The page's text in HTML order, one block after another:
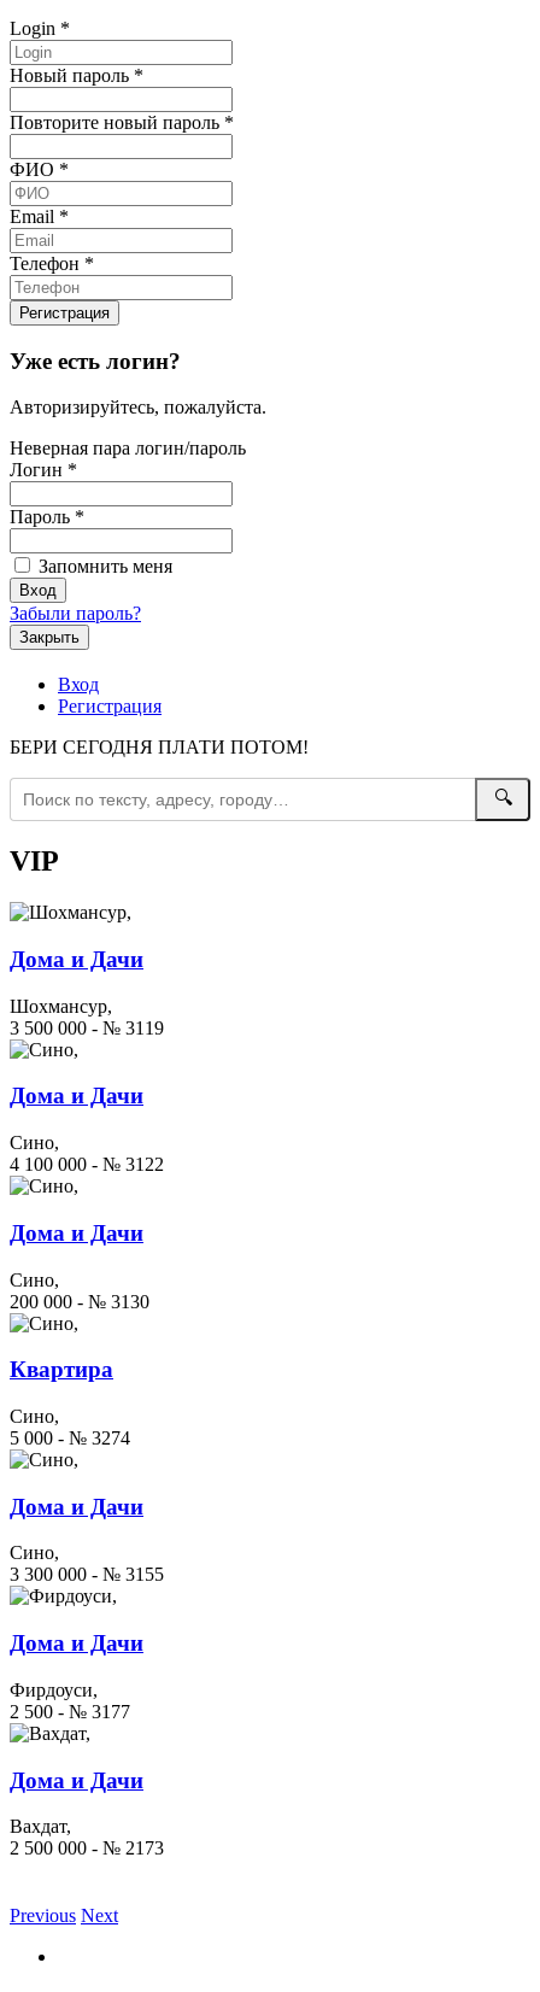
Login *
Новый пароль *
Повторите новый пароль *
ФИО *
Email *
Телефон *
Уже есть логин?
Авторизируйтесь, пожалуйста.
Неверная пара логин/пароль
Логин *
Пароль *
Запомнить меня
Забыли пароль?
Закрыть
Вход
Регистрация
БЕРИ СЕГОДНЯ ПЛАТИ ПОТОМ!
🔍
VIP
Дома и Дачи
Шохмансур,
3 500 000 - № 3119
Дома и Дачи
Сино,
4 100 000 - № 3122
Дома и Дачи
Сино,
200 000 - № 3130
Квартира
Сино,
5 000 - № 3274
Дома и Дачи
Сино,
3 300 000 - № 3155
Дома и Дачи
Фирдоуси,
2 500 - № 3177
Дома и Дачи
Вахдат,
2 500 000 - № 2173
Previous Next